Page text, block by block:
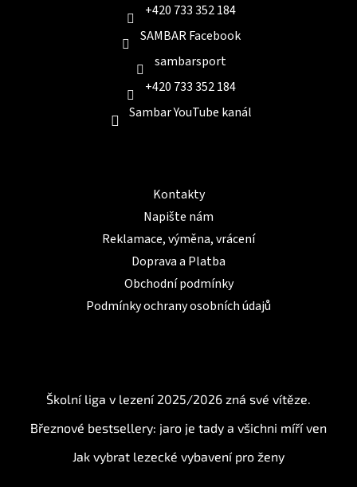
+420 733 352 184
SAMBAR Facebook
sambarsport
+420 733 352 184
Sambar YouTube kanál
Kontakty
Napište nám
Reklamace, výměna, vrácení
Doprava a Platba
Obchodní podmínky
Podmínky ochrany osobních údajů
Školní liga v lezení 2025/2026 zná své vítěze.
Březnové bestsellery: jaro je tady a všichni míří ven
Jak vybrat lezecké vybavení pro ženy